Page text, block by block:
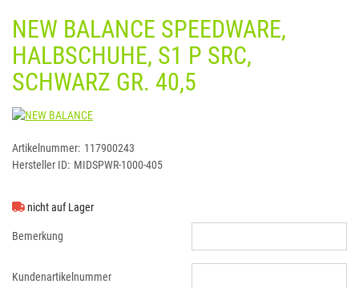
NEW BALANCE SPEEDWARE,
HALBSCHUHE, S1 P SRC,
SCHWARZ GR. 40,5
NEW BALANCE
Artikelnummer: 117900243
Hersteller ID: MIDSPWR-1000-405
nicht auf Lager
Bemerkung
Kundenartikelnummer